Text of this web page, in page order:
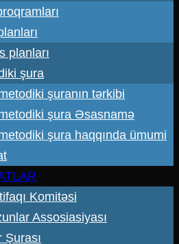
planları
şura
şuranın tərkibi
şura Əsasnamə
şura haqqında ümumi
Komitəsi
Assosiasiyası
Şurası